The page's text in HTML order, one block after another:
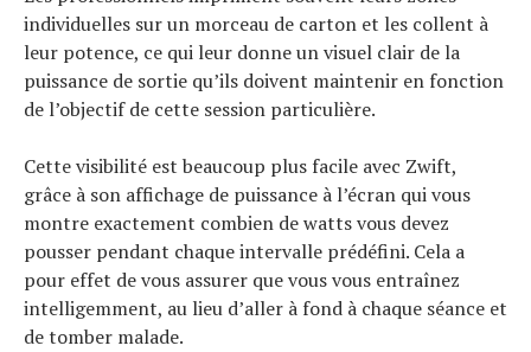
individuelles sur un morceau de carton et les collent à
leur potence, ce qui leur donne un visuel clair de la
puissance de sortie qu’ils doivent maintenir en fonction
de l’objectif de cette session particulière.
Cette visibilité est beaucoup plus facile avec Zwift,
grâce à son affichage de puissance à l’écran qui vous
montre exactement combien de watts vous devez
pousser pendant chaque intervalle prédéfini. Cela a
pour effet de vous assurer que vous vous entraînez
intelligemment, au lieu d’aller à fond à chaque séance et
de tomber malade.